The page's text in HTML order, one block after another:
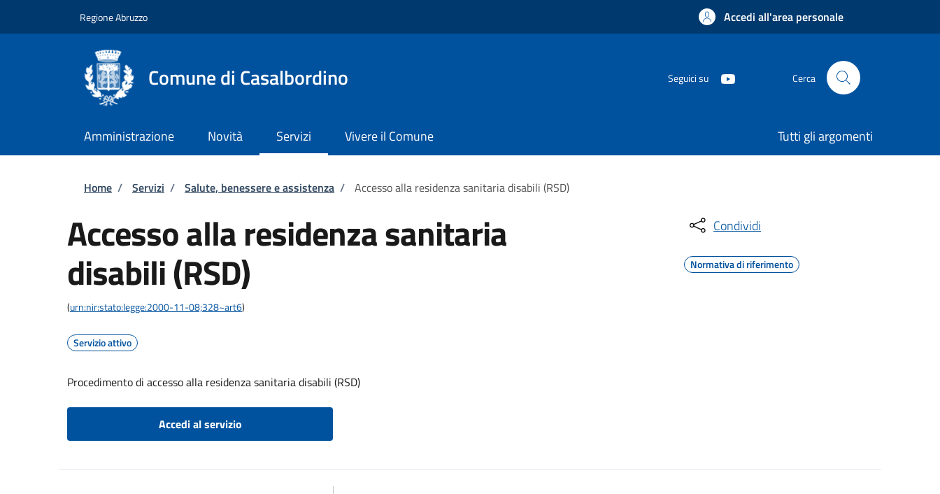
Regione Abruzzo Accedi all'area personale
Comune di Casalbordino Seguici su Cerca
Amministrazione Novità Servizi Vivere il Comune Tutti gli argomenti
Briciole di pane
Home / Servizi / Salute, benessere e assistenza / Accesso alla residenza sanitaria disabili (RSD)
Accesso alla residenza sanitaria
disabili (RSD)
(urn:nir:stato:legge:2000-11-08;328~art6)
Servizio attivo
Procedimento di accesso alla residenza sanitaria disabili (RSD)
Accedi al servizio
Condividi
Normativa di riferimento